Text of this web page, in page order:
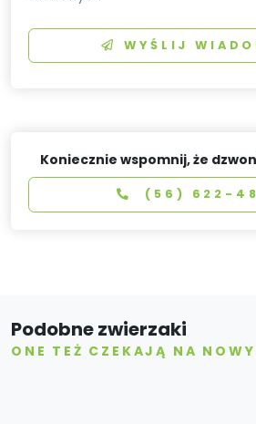
WYŚLIJ
Koniecznie wspomnij, że
(56) 622-
Podobne zwierzaki
ONE TEŻ CZEKAJĄ NA